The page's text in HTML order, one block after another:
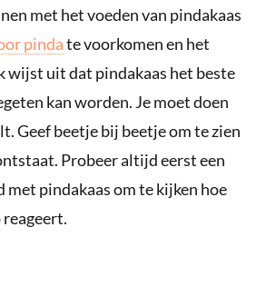
met het voeden van pindakaas
pindate voorkomen en het
wijst uit dat pindakaas het beste
kan worden. Je moet doen
Geef beetje bij beetje om te zien
Probeer altijd eerst een
met pindakaas om te kijken hoe